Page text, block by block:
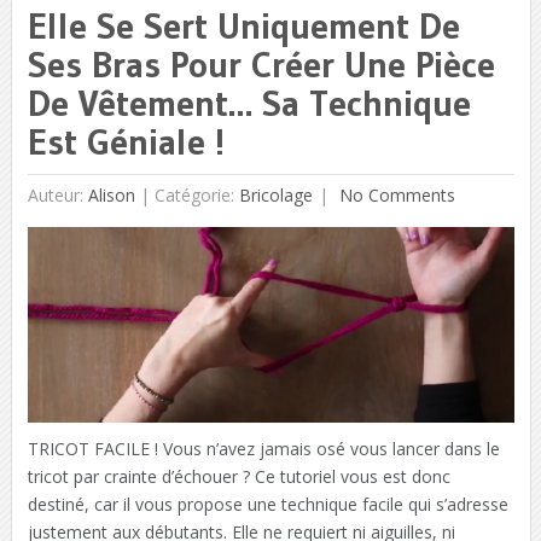
Elle Se Sert Uniquement De
Ses Bras Pour Créer Une Pièce
De Vêtement… Sa Technique
Est Géniale !
Auteur: Alison | Catégorie: Bricolage No Comments
TRICOT FACILE ! Vous n’avez jamais osé vous lancer dans le
tricot par crainte d’échouer ? Ce tutoriel vous est donc
destiné, car il vous propose une technique facile qui s’adresse
justement aux débutants. Elle ne requiert ni aiguilles, ni